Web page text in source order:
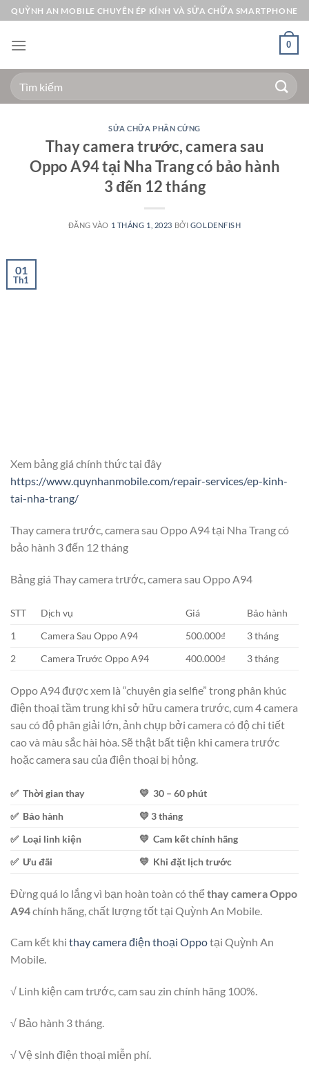
Bỏ
qua
nội
QUỲNH AN MOBILE CHUYÊN ÉP KÍNH VÀ SỬA CHỮA SMARTPHONE
0
Tìm
kiếm:
SỬA CHỮA PHẦN CỨNG
Thay camera trước, camera sau
Oppo A94 tại Nha Trang có bảo hành
3 đến 12 tháng
ĐĂNG VÀO 1 THÁNG 1, 2023 BỞI GOLDENFISH
01
Th1
Xem bảng giá chính thức tại đây
https://www.quynhanmobile.com/repair-services/ep-kinh-
tai-nha-trang/
Thay camera trước, camera sau Oppo A94 tại Nha Trang có
bảo hành 3 đến 12 tháng
Bảng giá Thay camera trước, camera sau Oppo A94
STT Dịch vụ Giá
Bảo hành
1
Camera Sau Oppo A94 500.000₫
3 tháng
2
Camera Trước Oppo A94 400.000₫ 3 tháng
Oppo A94 được xem là “chuyên gia selfie” trong phân khúc
điện thoại tầm trung khi sở hữu camera trước, cụm 4 camera
sau có độ phân giải lớn, ảnh chụp bởi camera có độ chi tiết
cao và màu sắc hài hòa. Sẽ thật bất tiện khi camera trước
hoặc camera sau của điện thoại bị hỏng.
✅ Thời gian thay
💛 30 – 60 phút
✅ Bảo hành
💛 3 tháng
✅ Loại linh kiện
💛 Cam kết chính hãng
✅ Ưu đãi
💛 Khi đặt lịch trước
Đừng quá lo lắng vì bạn hoàn toàn có thể thay camera Oppo
A94chính hãng, chất lượng tốt tại Quỳnh An Mobile.
Cam kết khi thay camera điện thoại Oppotại Quỳnh An
Mobile.
√ Linh kiện cam trước, cam sau zin chính hãng 100%.
√ Bảo hành 3 tháng.
√ Vệ sinh điện thoại miễn phí.